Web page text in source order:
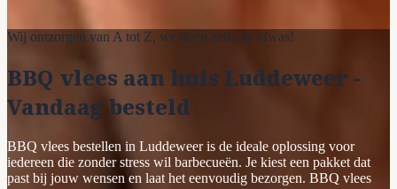
Wij ontzorgen van A tot Z, we doen zelfs de afwas!
BBQ vlees aan huis Luddeweer -
Vandaag besteld
BBQ vlees bestellen in Luddeweer is de ideale oplossing voor
iedereen die zonder stress wil barbecueën. Je kiest een pakket dat
past bij jouw wensen en laat het eenvoudig bezorgen. BBQ vlees